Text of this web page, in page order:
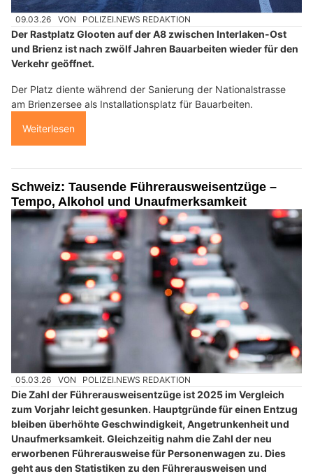
09.03.26 VON POLIZEI.NEWS REDAKTION
Der Rastplatz Glooten auf der A8 zwischen Interlaken-Ost
und Brienz ist nach zwölf Jahren Bauarbeiten wieder für den
Verkehr geöffnet.
Der Platz diente während der Sanierung der Nationalstrasse
am Brienzersee als Installationsplatz für Bauarbeiten.
Weiterlesen
Schweiz: Tausende Führerausweisentzüge –
Tempo, Alkohol und Unaufmerksamkeit
05.03.26 VON POLIZEI.NEWS REDAKTION
Die Zahl der Führerausweisentzüge ist 2025 im Vergleich
zum Vorjahr leicht gesunken. Hauptgründe für einen Entzug
bleiben überhöhte Geschwindigkeit, Angetrunkenheit und
Unaufmerksamkeit. Gleichzeitig nahm die Zahl der neu
erworbenen Führerausweise für Personenwagen zu. Dies
geht aus den Statistiken zu den Führerausweisen und